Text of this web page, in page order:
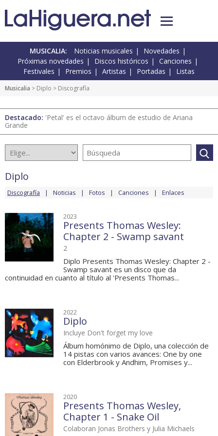
MUSICALIA: Noticias musicales
Novedades
Próximas novedades
Discos históricos
Canciones
Festivales
Premios Artistas Portadas Listas
Musicalia > Diplo > Discografía
Destacado: 'Petal' es el octavo álbum de estudio de Ariana
Grande
Diplo
Discografía Noticias Fotos Canciones Enlaces
2023
Presents Thomas Wesley:
Chapter 2 - Swamp savant
2
Diplo Presents Thomas Wesley: Chapter 2 -
Swamp savant es un disco que da
continuidad en cuanto al título al 'Presents Thomas...
2022
Diplo
Incluye Don't forget my love
Álbum homónimo de Diplo, una colección de
14 pistas con varios avances: One by one
con Elderbrook y Andhim, Promises y...
2020
Presents Thomas Wesley,
Chapter 1 - Snake Oil
Colaboran Jonas Brothers y Julia Michaels